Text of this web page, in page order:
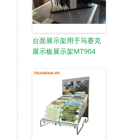
台面展示架用于马赛克
展示板展示架MT904